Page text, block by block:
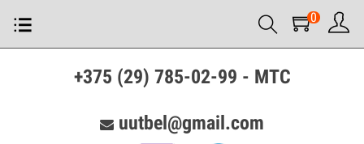
0
+375 (29) 785-02-99 - МТС
uutbel@gmail.com